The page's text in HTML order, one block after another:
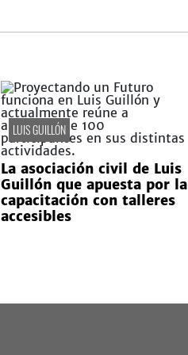
LUIS GUILLÓN
La asociación civil de Luis
Guillón que apuesta por la
capacitación con talleres
accesibles